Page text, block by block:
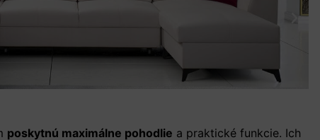
poskytnú maximálne pohodlie a praktické funkcie. Ich